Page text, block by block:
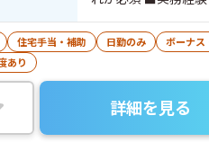
住宅手当・補助 日勤のみ ボーナス
あり
詳細を見る